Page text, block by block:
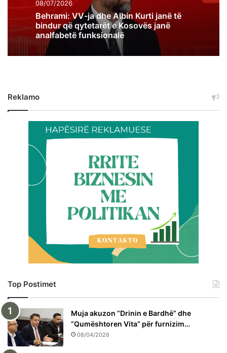
08/07/2026
Behrami: VV-ja dhe Albin Kurti janë të
bindur që qytetarët e Kosovës janë
analfabetë funksionalë
Reklamo
Top Postimet
Muja akuzon “Drinin e Bardhë” dhe
“Qumështoren Vita” për furnizim…
08/04/2026